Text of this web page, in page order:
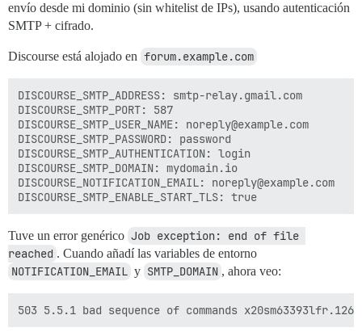
envío desde mi dominio (sin whitelist de IPs), usando autenticación
SMTP + cifrado.
Discourse está alojado en forum.example.com
DISCOURSE_SMTP_ADDRESS: smtp-relay.gmail.com
DISCOURSE_SMTP_PORT: 587
DISCOURSE_SMTP_USER_NAME: noreply@example.com
DISCOURSE_SMTP_PASSWORD: password
DISCOURSE_SMTP_AUTHENTICATION: login
DISCOURSE_SMTP_DOMAIN: mydomain.io
DISCOURSE_NOTIFICATION_EMAIL: noreply@example.com
Tuve un error genérico Job exception: end of file
reached . Cuando añadí las variables de entorno
NOTIFICATION_EMAIL y SMTP_DOMAIN , ahora veo: